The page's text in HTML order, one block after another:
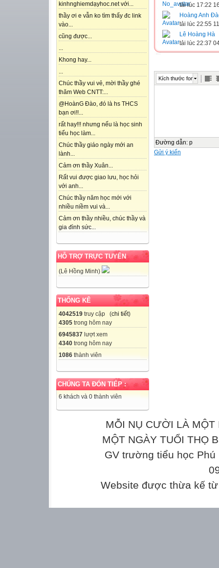
kinhnghiemdạyhoc.net với...
thầy ơi e vẫn ko tìm thấy đc link
vào...
cũng được...
...
Khong hay...
...
Chúc thầy vui vẻ, mời thầy ghé
thăm Web CNTT:...
@HoànG Đào, đó là hs THCS
bạn ơi!!...
rất hay!!! nhưng nếu là học sinh
tiểu học làm...
Chúc thầy giáo ngày mới an
lành...
Cảm ơn thầy Xuân...
Rất vui được giao lưu, học hỏi
với anh...
Chúc thầy năm học mới với
nhiều niềm vui và...
Cảm ơn thầy nhiều, chúc thầy và
gia đình sức...
HỖ TRỢ TRỰC TUYẾN
(Lê Hồng Minh)
THỐNG KÊ
4042519 truy cập (chi tiết)
4305 trong hôm nay
6945837 lượt xem
4340 trong hôm nay
1086 thành viên
CHÚNG TA ĐÓN TIẾP :
6 khách và 0 thành viên
tải lúc 17:22
Hoàng Anh
tải lúc 22:55
Lê Hoàng Hà
tải lúc 22:37
Kích thước font
Đường dẫn: p
Gửi ý kiến
MỖI NỤ CƯỜI LÀ MỘT
MỘT NGÀY TUỔI THỌ
GV trường tiểu học
Website được thừa kế